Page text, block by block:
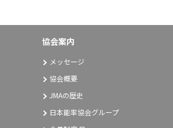
協会案内
メッセージ
協会概要
JMAの歴史
日本能率協会グループ